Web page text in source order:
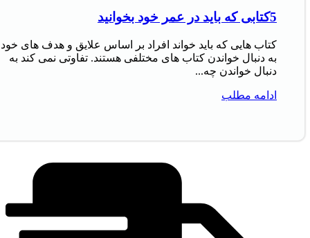
5کتابی که باید در عمر خود بخوانید
کتاب‌ هایی که باید خواند افراد بر اساس علایق و هدف‌ های خود
به دنبال خواندن کتاب‌ های مختلفی هستند. تفاوتی نمی‌ کند به
دنبال خواندن چه...
ادامه مطلب